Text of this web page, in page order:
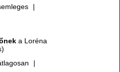
|
a Loréna
|